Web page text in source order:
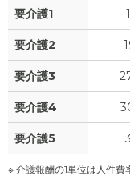
要介護1
要介護2
要介護3
要介護4
要介護5
※ 介護報酬の1単位は人件費